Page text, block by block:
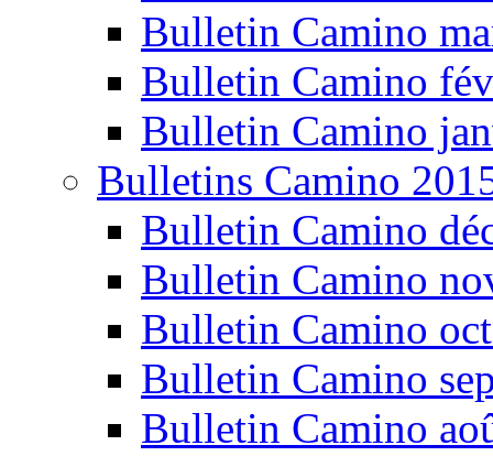
Bulletin Camino
Bulletin Camino
Bulletin Camino
Bulletins Camino
Bulletin Camino
Bulletin Camino
Bulletin Camino
Bulletin Camino
Bulletin Camino